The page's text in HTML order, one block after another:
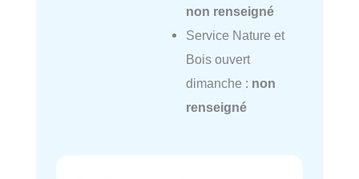
non renseigné
Service Nature et
Bois ouvert
dimanche : non
renseigné